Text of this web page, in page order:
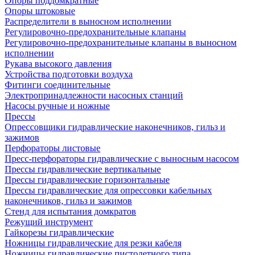
Опоры штоковые
Распределители в выносном исполнении
Регулировочно-предохранительные клапаны
Регулировочно-предохранительные клапаны в выносном
исполнении
Рукава высокого давления
Устройства подготовки воздуха
Фитинги соединительные
Электропринадлежности насосных станций
Насосы ручные и ножные
Прессы
Опрессовщики гидравлические наконечников, гильз и
зажимов
Перфораторы листовые
Пресс-перфораторы гидравлические с выносным насосом
Прессы гидравлические вертикальные
Прессы гидравлические горизонтальные
Прессы гидравлические для опрессовки кабельных
наконечников, гильз и зажимов
Стенд для испытания домкратов
Режущий инструмент
Гайкорезы гидравлические
Ножницы гидравлические для резки кабеля